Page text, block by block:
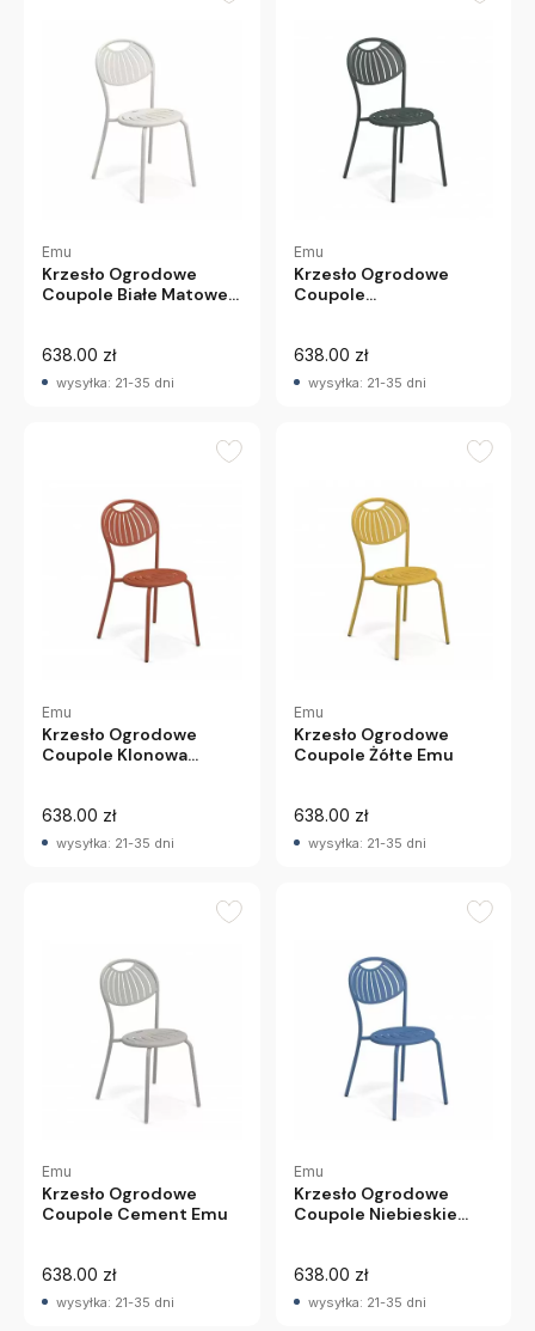
Emu
Krzesło Ogrodowe
Coupole Białe Matowe
638.00 zł
wysyłka: 21-35 dni
Emu
Krzesło Ogrodowe
Coupole
638.00 zł
wysyłka: 21-35 dni
Emu
Krzesło Ogrodowe
Coupole Klonowa
638.00 zł
wysyłka: 21-35 dni
Emu
Krzesło Ogrodowe
Coupole Żółte Emu
638.00 zł
wysyłka: 21-35 dni
Emu
Krzesło Ogrodowe
Coupole Cement Emu
638.00 zł
wysyłka: 21-35 dni
Emu
Krzesło Ogrodowe
Coupole Niebieskie
638.00 zł
wysyłka: 21-35 dni